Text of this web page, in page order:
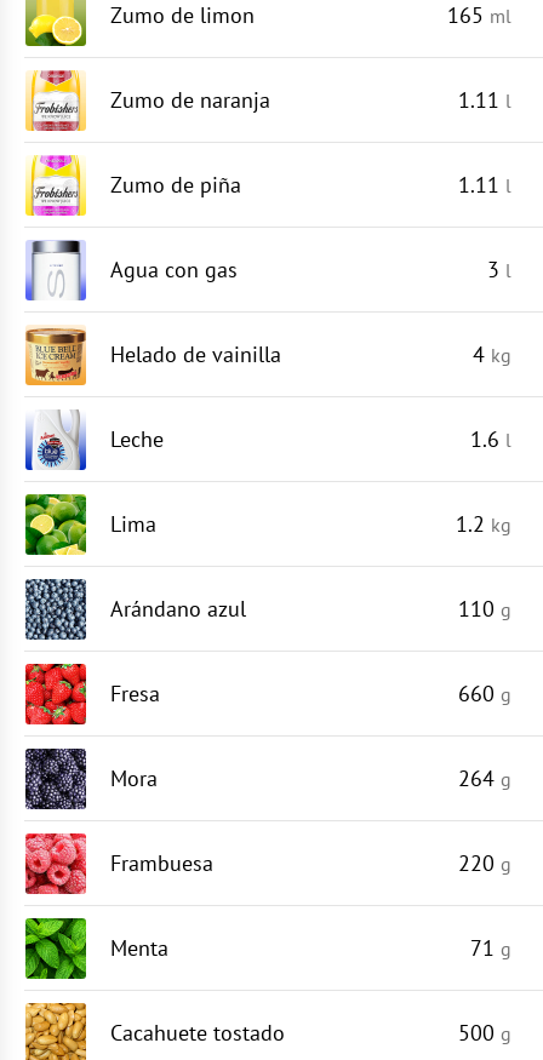
Zumo de limon 165 ml
Zumo de naranja 1.11 l
Zumo de piña 1.11 l
Agua con gas 3 l
Helado de vainilla 4 kg
Leche 1.6 l
Lima 1.2 kg
Arándano azul 110 g
Fresa 660 g
Mora 264 g
Frambuesa 220 g
Menta 71 g
Cacahuete tostado 500 g